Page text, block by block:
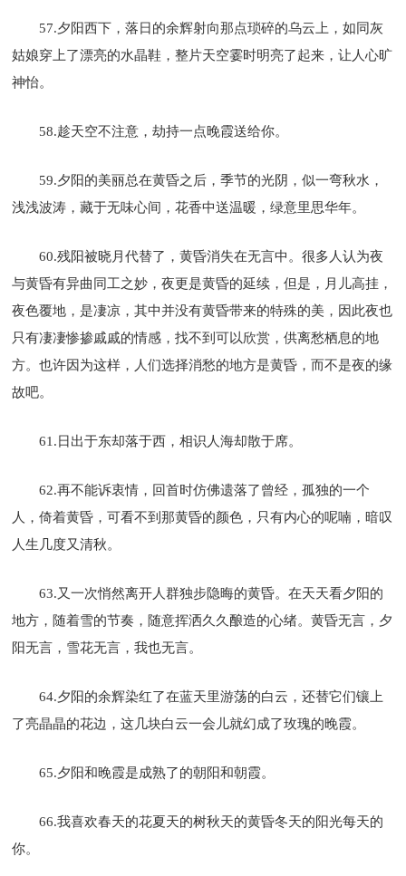
57.夕阳西下，落日的余辉射向那点琐碎的乌云上，如同灰
姑娘穿上了漂亮的水晶鞋，整片天空霎时明亮了起来，让人心旷
神怡。
58.趁天空不注意，劫持一点晚霞送给你。
59.夕阳的美丽总在黄昏之后，季节的光阴，似一弯秋水，
浅浅波涛，藏于无味心间，花香中送温暖，绿意里思华年。
60.残阳被晓月代替了，黄昏消失在无言中。很多人认为夜
与黄昏有异曲同工之妙，夜更是黄昏的延续，但是，月儿高挂，
夜色覆地，是凄凉，其中并没有黄昏带来的特殊的美，因此夜也
只有凄凄惨掺戚戚的情感，找不到可以欣赏，供离愁栖息的地
方。也许因为这样，人们选择消愁的地方是黄昏，而不是夜的缘
故吧。
61.日出于东却落于西，相识人海却散于席。
62.再不能诉衷情，回首时仿佛遗落了曾经，孤独的一个
人，倚着黄昏，可看不到那黄昏的颜色，只有内心的呢喃，暗叹
人生几度又清秋。
63.又一次悄然离开人群独步隐晦的黄昏。在天天看夕阳的
地方，随着雪的节奏，随意挥洒久久酿造的心绪。黄昏无言，夕
阳无言，雪花无言，我也无言。
64.夕阳的余辉染红了在蓝天里游荡的白云，还替它们镶上
了亮晶晶的花边，这几块白云一会儿就幻成了玫瑰的晚霞。
65.夕阳和晚霞是成熟了的朝阳和朝霞。
66.我喜欢春天的花夏天的树秋天的黄昏冬天的阳光每天的
你。